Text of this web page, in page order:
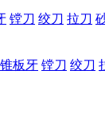
镗刀 绞刀 拉刀
板牙 镗刀 绞刀